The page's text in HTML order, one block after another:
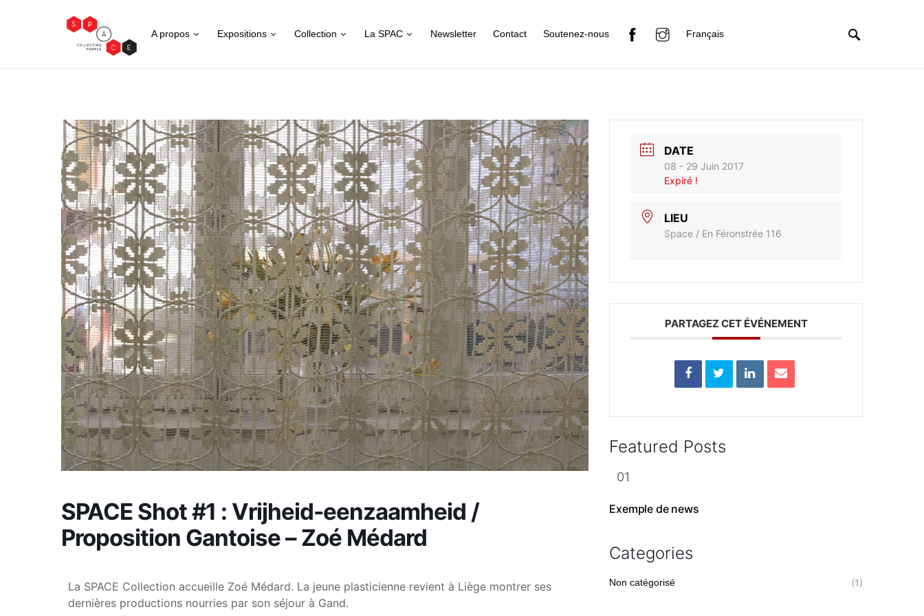
A propos Expositions Collection La SPAC Newsletter Contact Soutenez-nous Français
SPACE Shot #1 : Vrijheid-eenzaamheid /
Proposition Gantoise – Zoé Médard
La SPACE Collection accueille Zoé Médard. La jeune plasticienne revient à Liège montrer ses
dernières productions nourries par son séjour à Gand.
DATE
08 - 29 Juin 2017
Expiré !
LIEU
Space / En Féronstrée 116
PARTAGEZ CET ÉVÉNEMENT
Featured Posts
Exemple de news
Categories
Non catégorisé (1)